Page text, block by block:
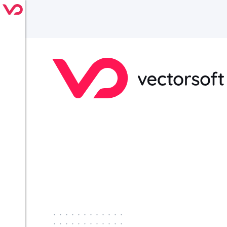
············
············